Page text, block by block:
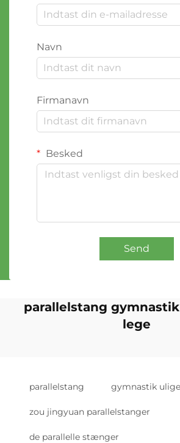
Navn
Firmanavn
Besked
Send
parallelstang
lege
parallelstang gymnastik
zou jingyuan parallelstanger
de parallelle stænger